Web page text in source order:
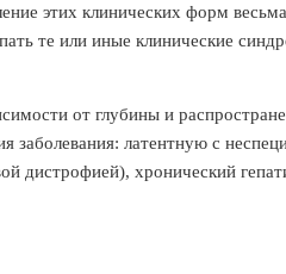
этих клинических форм
те или иные клинические
от глубины и
заболевания: латентную с
дистрофией), хронический